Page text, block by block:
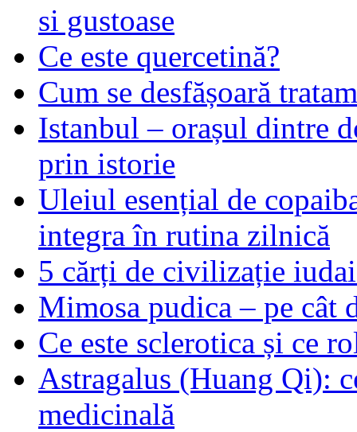
si gustoase
Ce este quercetină?
Cum se desfășoară
Istanbul – orașul dintre
prin istorie
Uleiul esențial de
integra în rutina zilnică
5 cărți de civilizație
Mimosa pudica – pe cât
Ce este sclerotica și ce
Astragalus (Huang Qi):
medicinală